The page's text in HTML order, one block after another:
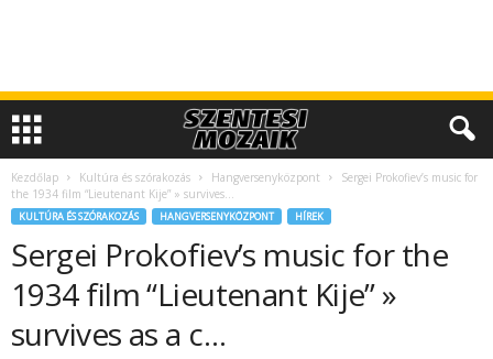
Kezdőlap Kultúra és szórakozás Hangversenyközpont
Sergei Prokofiev’s music for
the 1934 film “Lieutenant Kije” » survives...
KULTÚRA ÉS SZÓRAKOZÁS HANGVERSENYKÖZPONT HÍREK
Sergei Prokofiev’s music for the
1934 film “Lieutenant Kije” »
survives as a c…